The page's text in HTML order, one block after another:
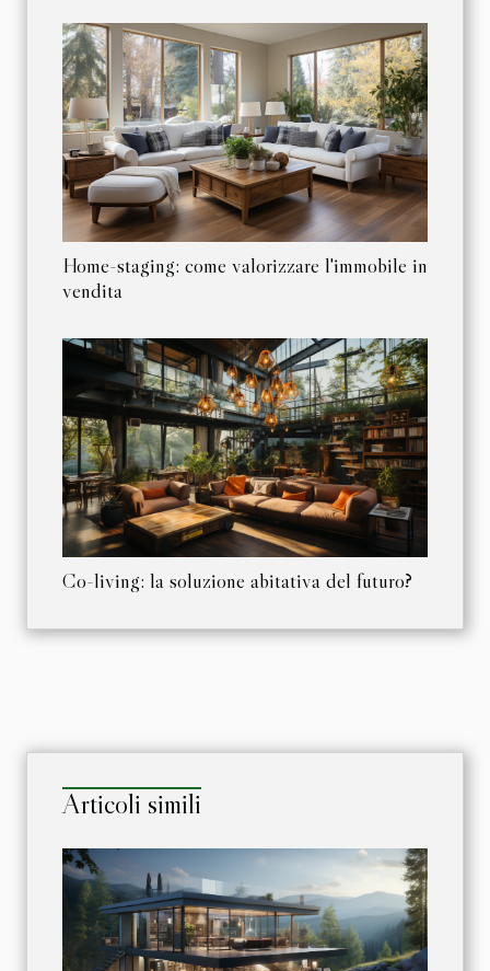
Home-staging: come valorizzare l'immobile in
vendita
Co-living: la soluzione abitativa del futuro?
Articoli simili